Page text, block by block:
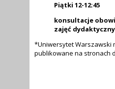
Piątki 12-12:45
konsultacje
zajęć
*Uniwersytet Warszawski
publikowane na stronach